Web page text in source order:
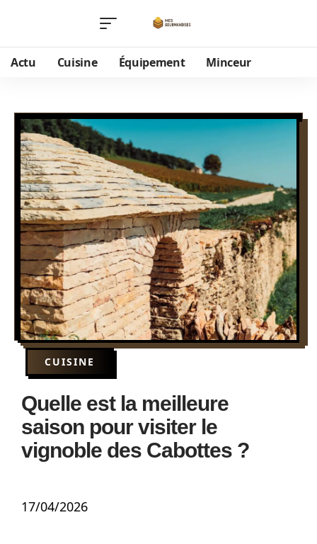
Actu Cuisine Équipement Minceur
CUISINE
Quelle est la meilleure
saison pour visiter le
vignoble des Cabottes ?
17/04/2026